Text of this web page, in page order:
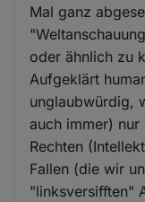
Mal ganz
oder ähnlich zu
Aufgeklärt
unglaubwürdig,
auch immer)
Rechten
Fallen (die wir
"linksversifften"